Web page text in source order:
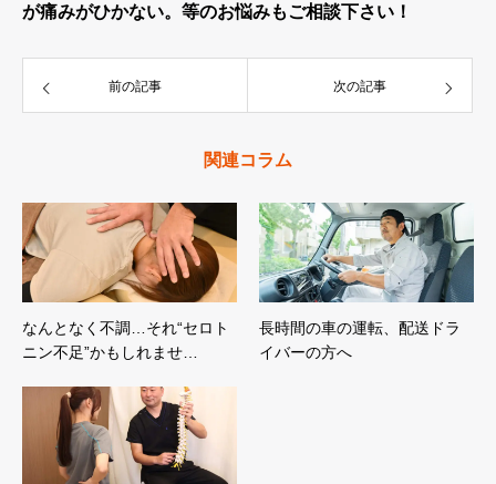
が痛みがひかない。等のお悩みもご相談下さい！
前の記事 次の記事
関連コラム
なんとなく不調…それ“セロト
ニン不足”かもしれませ…
長時間の車の運転、配送ドラ
イバーの方へ